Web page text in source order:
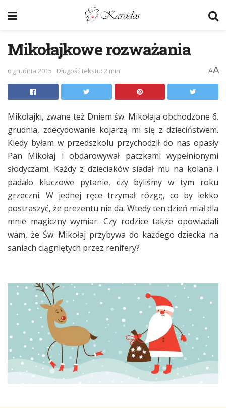
Mikołajkowe rozważania
6 grudnia 2015 Długość tekstu: 2 min AA
Mikołajki, zwane też Dniem św. Mikołaja obchodzone 6.
grudnia, zdecydowanie kojarzą mi się z dzieciństwem.
Kiedy byłam w przedszkolu przychodził do nas opasły
Pan Mikołaj i obdarowywał paczkami wypełnionymi
słodyczami. Każdy z dzieciaków siadał mu na kolana i
padało kluczowe pytanie, czy byliśmy w tym roku
grzeczni. W jednej ręce trzymał rózgę, co by lekko
postraszyć, że prezentu nie da. Wtedy ten dzień miał dla
mnie magiczny wymiar. Czy rodzice także opowiadali
wam, że Św. Mikołaj przybywa do każdego dziecka na
saniach ciągniętych przez renifery?